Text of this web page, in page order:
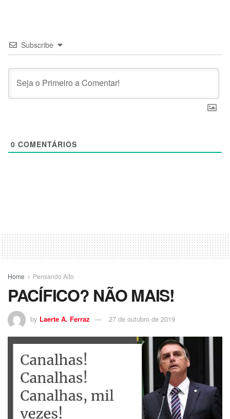
Subscribe
0 COMENTÁRIOS
Home Pensando Alto
PACÍFICO? NÃO MAIS!
by Laerte A. Ferraz 27 de outubro de 2019